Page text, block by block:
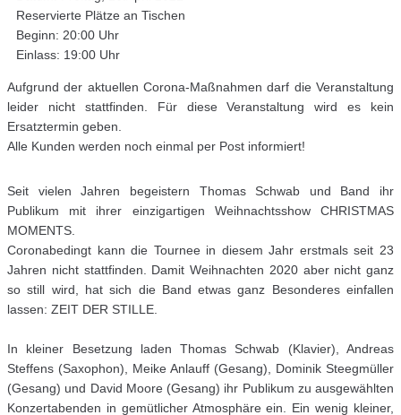
Reservierte Plätze an Tischen
Beginn: 20:00 Uhr
Einlass: 19:00 Uhr
Aufgrund der aktuellen Corona-Maßnahmen darf die Veranstaltung
leider nicht stattfinden. Für diese Veranstaltung wird es kein
Ersatztermin geben.
Alle Kunden werden noch einmal per Post informiert!
Seit vielen Jahren begeistern Thomas Schwab und Band ihr
Publikum mit ihrer einzigartigen Weihnachtsshow CHRISTMAS
MOMENTS.
Coronabedingt kann die Tournee in diesem Jahr erstmals seit 23
Jahren nicht stattfinden. Damit Weihnachten 2020 aber nicht ganz
so still wird, hat sich die Band etwas ganz Besonderes einfallen
lassen: ZEIT DER STILLE.
In kleiner Besetzung laden Thomas Schwab (Klavier), Andreas
Steffens (Saxophon), Meike Anlauff (Gesang), Dominik Steegmüller
(Gesang) und David Moore (Gesang) ihr Publikum zu ausgewählten
Konzertabenden in gemütlicher Atmosphäre ein. Ein wenig kleiner,